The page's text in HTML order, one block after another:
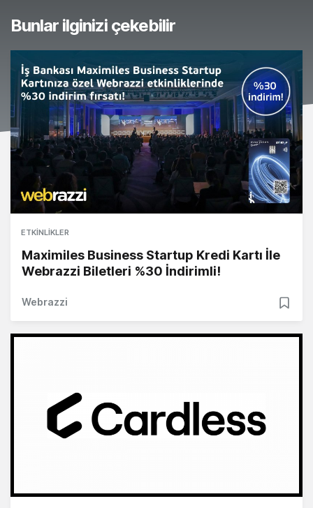
Bunlar ilginizi çekebilir
ETKINLIKLER
Maximiles Business Startup Kredi Kartı İle
Webrazzi Biletleri %30 İndirimli!
Webrazzi